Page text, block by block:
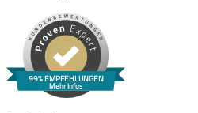
99% EMPFEHLUNGEN
Mehr Infos